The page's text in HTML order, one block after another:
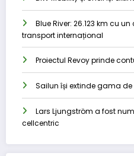
Blue River: 26.123 km cu
transport internațional
Proiectul Revoy prinde
Sailun își extinde gama
Lars Ljungström a fost
cellcentric